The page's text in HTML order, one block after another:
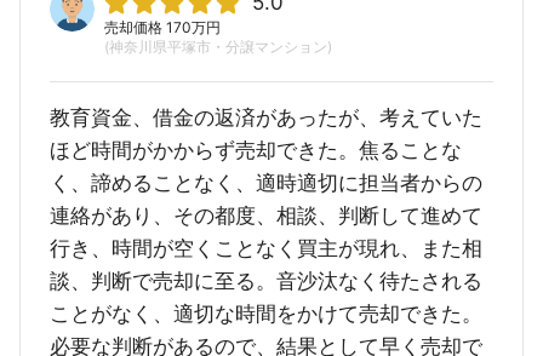
売却価格 170万円
(神奈川県平塚市・分譲マンション)
教育資金、借金の返済があったが、考えていた
ほど時間がかからず売却できた。焦ることな
く、諦めることなく、適時適切に担当者からの
連絡があり、その都度、相談、判断して進めて
行き、時間が空くことなく買主が現れ、また相
談、判断で売却に至る。音沙汰なく待たされる
ことがなく、適切な時間をかけて売却できた。
必要な判断があるので、結果として早く売却で